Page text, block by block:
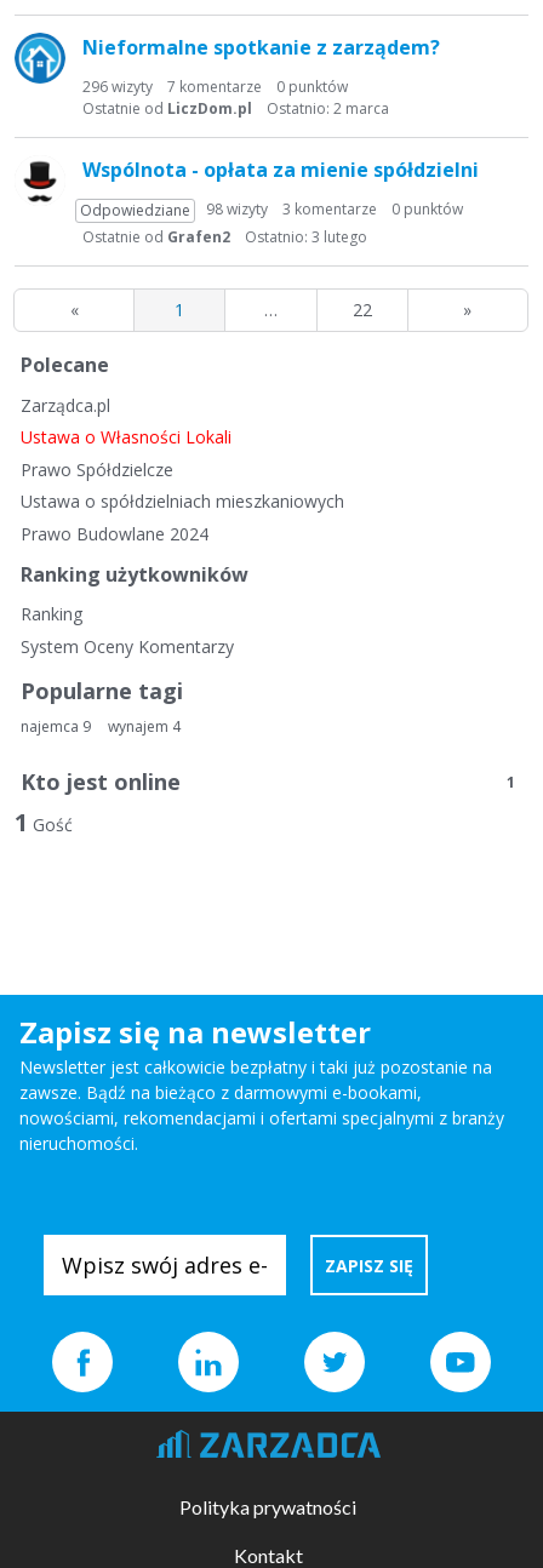
Nieformalne spotkanie z zarządem?
296wizyty 7 komentarze 0 punktów
Ostatnie od LiczDom.pl Ostatnio: 2 marca
Wspólnota - opłata za mienie spółdzielni
Odpowiedziane 98wizyty 3 komentarze 0 punktów
Ostatnie od Grafen2 Ostatnio: 3 lutego
« 1 … 22 »
S
y
b
k
k
Polecane
Zarządca.pl
Ustawa o Własności Lokali
Prawo Spółdzielcze
Ustawa o spółdzielniach mieszkaniowych
Prawo Budowlane 2024
Ranking użytkowników
Ranking
System Oceny Komentarzy
Popularne tagi
najemca 9 wynajem 4
Kto jest online 1
1 Gość
Zapisz się na newsletter
Newsletter jest całkowicie bezpłatny i taki już pozostanie na
zawsze. Bądź na bieżąco z darmowymi e-bookami,
nowościami, rekomendacjami i ofertami specjalnymi z branży
nieruchomości.
Polityka prywatności
Kontakt